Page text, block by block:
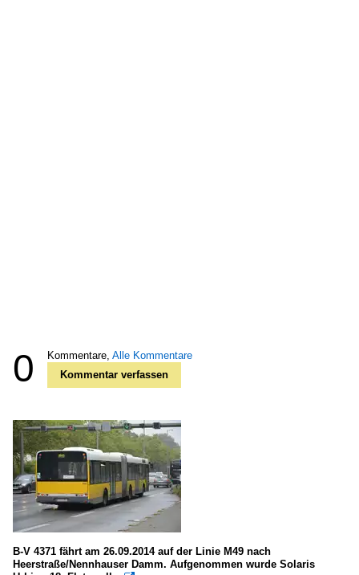
0 Kommentare, Alle Kommentare
Kommentar verfassen
B-V 4371 fährt am 26.09.2014 auf der Linie M49 nach
Heerstraße/Nennhauser Damm. Aufgenommen wurde Solaris